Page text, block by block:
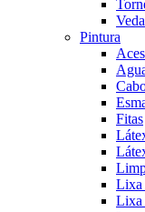
Pintura
Fitas
Lixa
Lixa